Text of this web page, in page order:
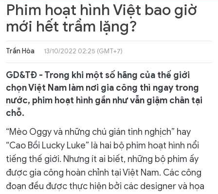
Phim hoạt hình Việt bao giờ
mới hết trầm lặng?
Trần Hòa 13/10/2022 02:25 (GMT+7)
GD&TĐ - Trong khi một số hãng của thế giới
chọn Việt Nam làm nơi gia công thì ngay trong
nước, phim hoạt hình gần như vẫn giậm chân tại
chỗ.
“Mèo Oggy và những chú gián tinh nghịch” hay
“Cao Bồi Lucky Luke” là hai bộ phim hoạt hình nổi
tiếng thế giới. Nhưng ít ai biết, những bộ phim ấy
được gia công hoàn chỉnh tại Việt Nam. Các công
đoạn đều được thực hiện bởi các designer và họa